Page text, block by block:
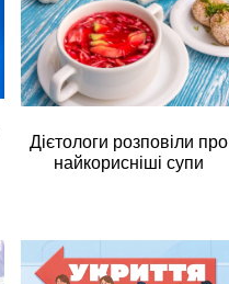
Дієтологи розповіли про
найкорисніші супи